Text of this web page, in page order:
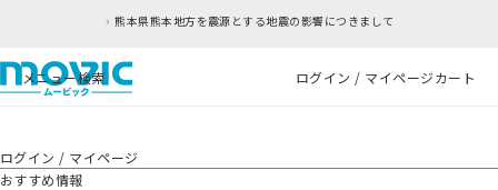
熊本県熊本地方を震源とする地震の影響につきまして
メニュー検索 ログイン / マイページカート
ログイン / マイページ
おすすめ情報